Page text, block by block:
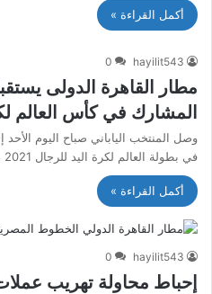
أكمل القراءة »
hayilit543
0
مطار القاهرة الدولى
المشارك في كأس العالم
وصل المنتخب الياباني صباح اليوم
في بطولة العالم لكرة اليد للرجال 2021 ، وتستضيف…
أكمل القراءة »
hayilit543
0
إحباط محاولة تهريب